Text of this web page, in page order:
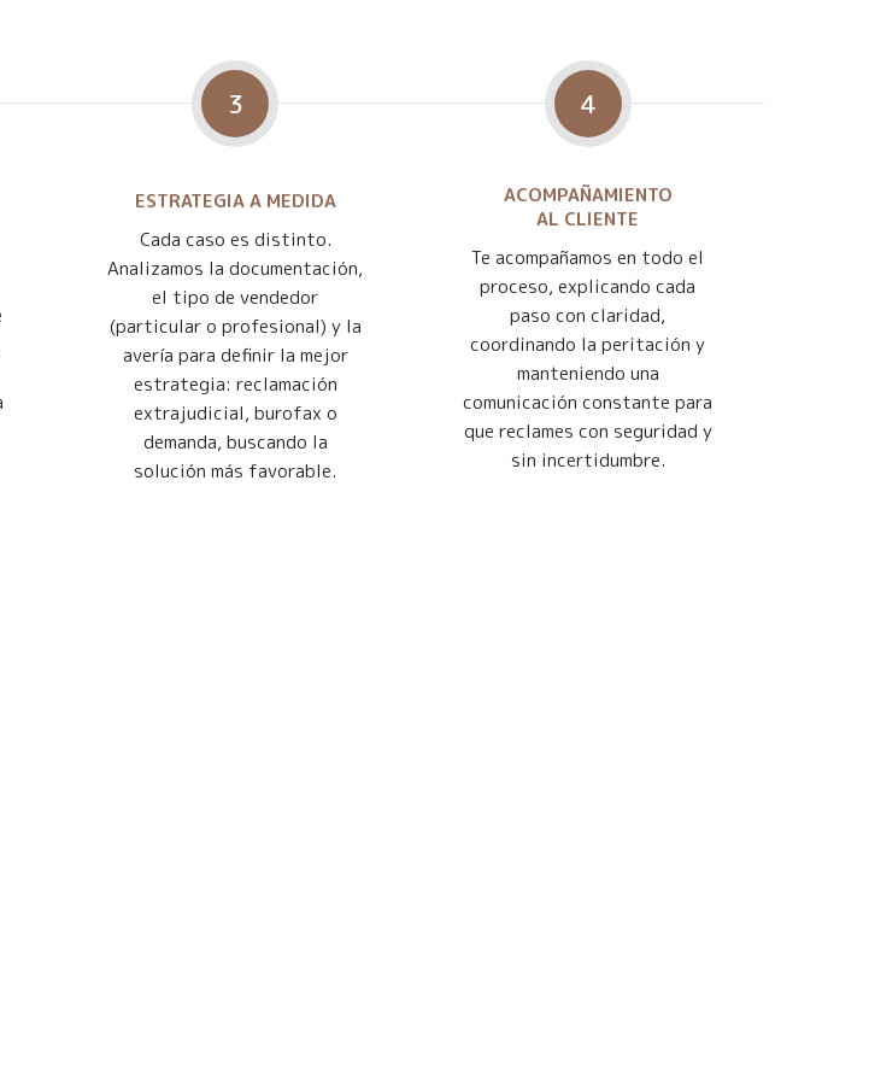
3
ESTRATEGIA A MEDIDA
Cada caso es distinto.
Analizamos la documentación,
el tipo de vendedor
(particular o profesional) y la
avería para definir la mejor
estrategia: reclamación
extrajudicial, burofax o
demanda, buscando la
solución más favorable.
4
ACOMPAÑAMIENTO
AL CLIENTE
Te acompañamos en todo el
proceso, explicando cada
paso con claridad,
coordinando la peritación y
manteniendo una
comunicación constante para
que reclames con seguridad y
sin incertidumbre.